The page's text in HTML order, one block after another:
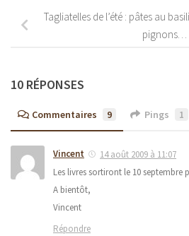
Tagliatelles de l’été : pâtes au
pignons…
10 RÉPONSES
Commentaires 9 Pings 1
Vincent
14 août 2009 à 11:07
Les livres sortiront le 10 septembre
A bientôt,
Vincent
Répondre